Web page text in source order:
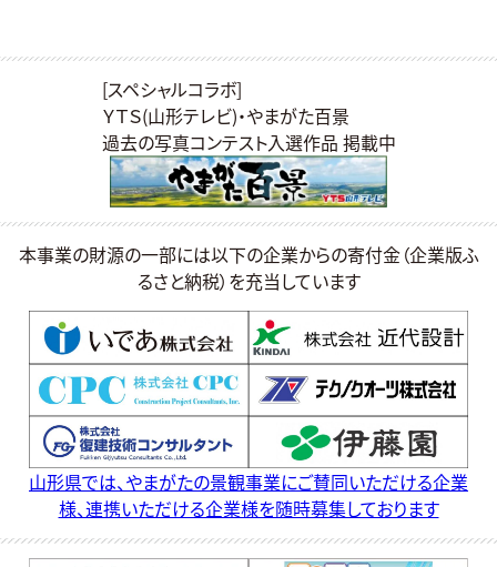
アイテム
位置図PDF
パンフレット
景観資産
景観重要建造物
景観重要樹木
お問い合わせ 当サイトについて
言語
山形県県土利用政策課／山形市松波二丁目８番１号
TEL.023-630-2581
[スペシャルコラボ]
ＹＴＳ(山形テレビ)・やまがた百景
過去の写真コンテスト入選作品 掲載中
本事業の財源の一部には以下の企業からの寄付金（企業版ふ
るさと納税）を充当しています
山形県では、やまがたの景観事業にご賛同いただける企業
様、連携いただける企業様を随時募集しております